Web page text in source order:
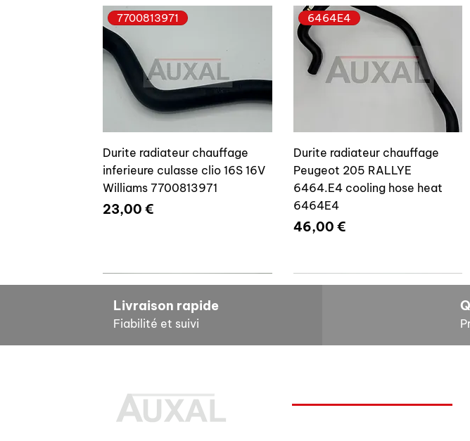
7700813971
Durite radiateur chauffage
inferieure culasse clio 16S 16V
Williams 7700813971
Prix
23,00 €
6464E4
Durite radiateur chauffage
Peugeot 205 RALLYE
6464.E4 cooling hose heat
6464E4
Prix
46,00 €
7700804635
Durite radiateur chauffage
7700804636
Cale reglage gache coffre R5
Livraison rapide
Fiabilité et suivi